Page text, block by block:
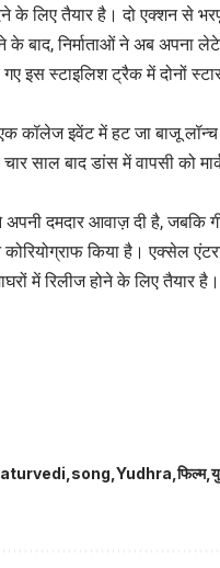
लिए तैयार है। दो एक्शन से
के बाद, निर्माताओं ने अब अपना
गए इस स्टाइलिश ट्रैक में दोनों
कॉलेज इवेंट में हट जा बाजू
साल बाद डांस में वापसी को
अपनी दमदार आवाज़ दी है, जबकि
किया है। एक्सेल
में रिलीज होने के लिए तैयार
song Yudhra फिल्म